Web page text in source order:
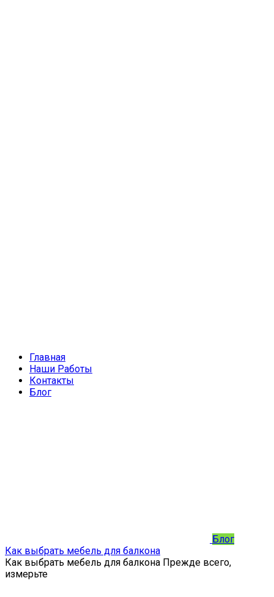
Главная
Наши Работы
Контакты
Блог
Блог
Как выбрать мебель для балкона
Как выбрать мебель для балкона Прежде всего,
измерьте